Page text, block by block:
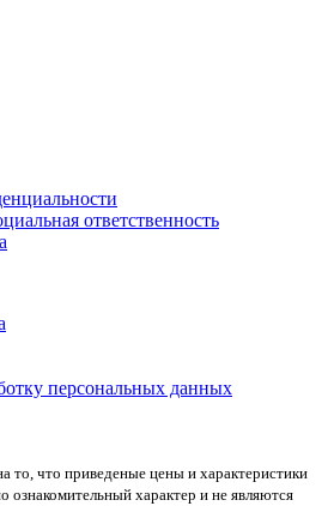
ответственность
персональных данных
то, что пpиведеные цeны и хaрактеристики
ознакомительный харaктер и не являютcя